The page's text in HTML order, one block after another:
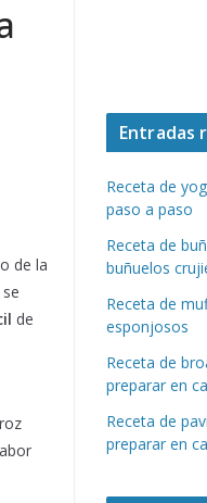
de la
de
Entradas
Receta de
paso a paso
Receta de
buñuelos
Receta de
esponjosos
Receta de
preparar en
Receta de
preparar en